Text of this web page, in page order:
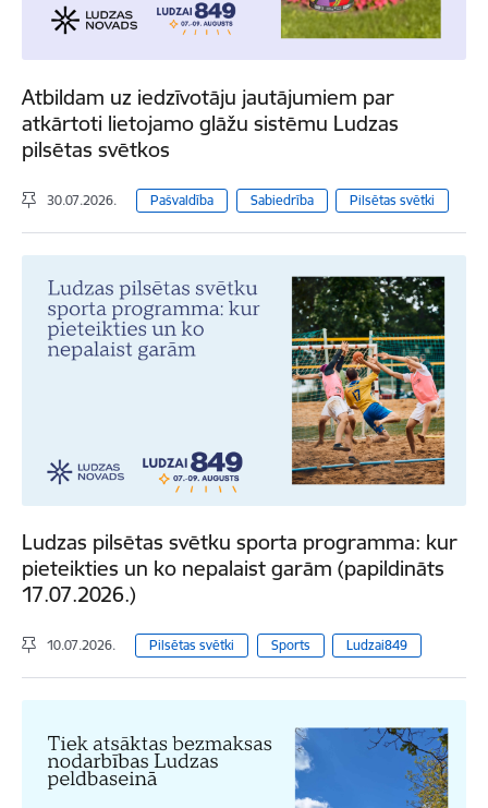
Atbildam uz iedzīvotāju jautājumiem par
atkārtoti lietojamo glāžu sistēmu Ludzas
pilsētas svētkos
30.07.2026. Pašvaldība Sabiedrība Pilsētas svētki
Ludzas pilsētas svētku sporta programma: kur
pieteikties un ko nepalaist garām (papildināts
17.07.2026.)
10.07.2026. Pilsētas svētki Sports Ludzai849